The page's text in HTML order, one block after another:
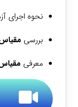
نحوه اجرای
بررسی
معرفی